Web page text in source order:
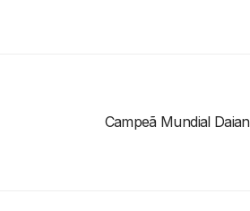
Campeã Mundial